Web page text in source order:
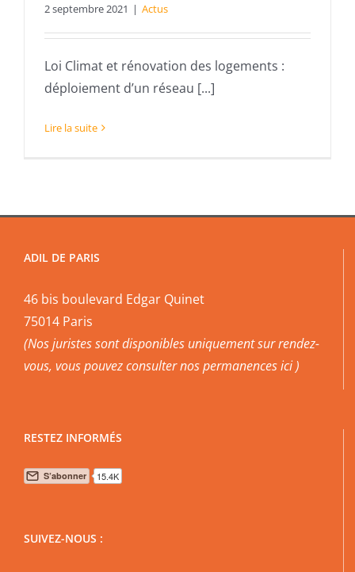
2 septembre 2021 | Actus
Loi Climat et rénovation des logements :
déploiement d’un réseau [...]
Lire la suite
ADIL DE PARIS
46 bis boulevard Edgar Quinet
75014 Paris
(Nos juristes sont disponibles uniquement sur rendez-
vous, vous pouvezconsulter nos permanences ici )
RESTEZ INFORMÉS
SUIVEZ-NOUS :